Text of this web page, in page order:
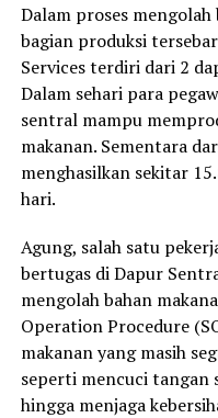
Dalam proses
bagian produksi
Services terdiri dari 2
Dalam sehari para
sentral mampu
makanan. Sementara
menghasilkan sekitar
hari.
Agung, salah satu
bertugas di Dapur
mengolah bahan
Operation Procedure
makanan yang masih
seperti mencuci tangan
hingga menjaga